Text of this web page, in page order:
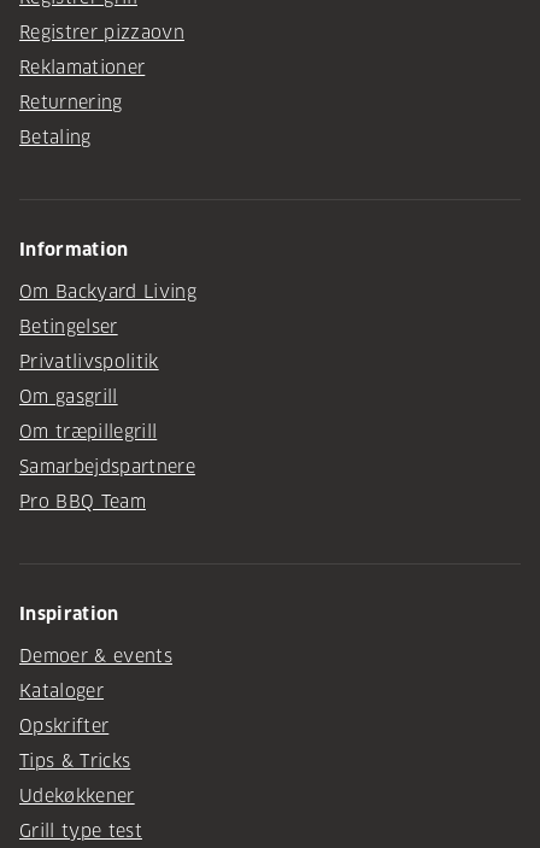
Registrer pizzaovn
Reklamationer
Returnering
Betaling
Information
Om Backyard Living
Betingelser
Privatlivspolitik
Om gasgrill
Om træpillegrill
Samarbejdspartnere
Pro BBQ Team
Inspiration
Demoer & events
Kataloger
Opskrifter
Tips & Tricks
Udekøkkener
Grill type test